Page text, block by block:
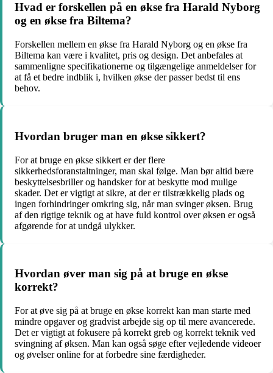
Hvad er forskellen på en økse fra Harald Nyborg
og en økse fra Biltema?
Forskellen mellem en økse fra Harald Nyborg og en økse fra
Biltema kan være i kvalitet, pris og design. Det anbefales at
sammenligne specifikationerne og tilgængelige anmeldelser for
at få et bedre indblik i, hvilken økse der passer bedst til ens
behov.
Hvordan bruger man en økse sikkert?
For at bruge en økse sikkert er der flere
sikkerhedsforanstaltninger, man skal følge. Man bør altid bære
beskyttelsesbriller og handsker for at beskytte mod mulige
skader. Det er vigtigt at sikre, at der er tilstrækkelig plads og
ingen forhindringer omkring sig, når man svinger øksen. Brug
af den rigtige teknik og at have fuld kontrol over øksen er også
afgørende for at undgå ulykker.
Hvordan øver man sig på at bruge en økse
korrekt?
For at øve sig på at bruge en økse korrekt kan man starte med
mindre opgaver og gradvist arbejde sig op til mere avancerede.
Det er vigtigt at fokusere på korrekt greb og korrekt teknik ved
svingning af øksen. Man kan også søge efter vejledende videoer
og øvelser online for at forbedre sine færdigheder.